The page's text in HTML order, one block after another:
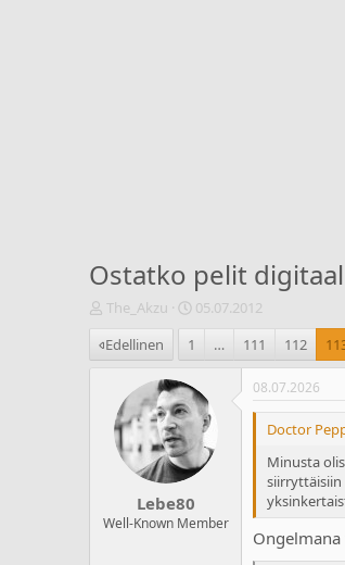
Ostatko pelit
V
e
s
n
The_Akzu
A
i
t
u
p
ä
ä
05.07.2012
Edellinen
1 … 111 112
Lebe80
Well-Known Member
08.07.2026
Doctor
Minusta
siirryttäisiin